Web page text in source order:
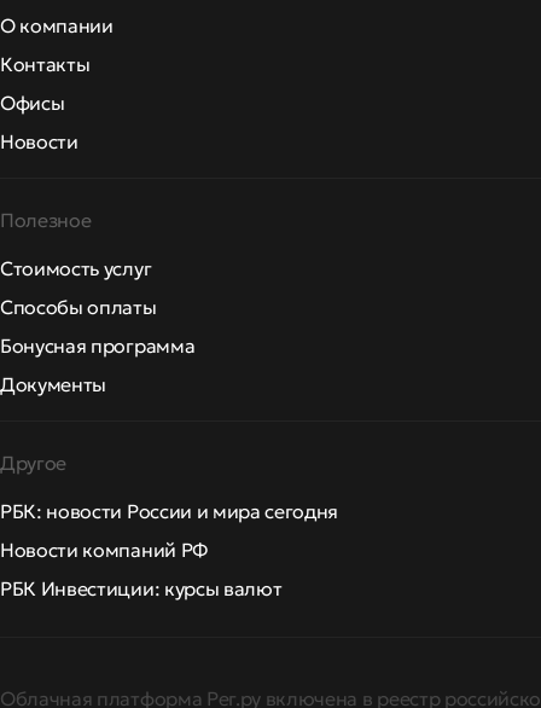
О компании
Контакты
Офисы
Новости
Полезное
Стоимость услуг
Способы оплаты
Бонусная программа
Документы
Другое
РБК: новости России и мира сегодня
Новости компаний РФ
РБК Инвестиции: курсы валют
Облачная платформа Рег.ру включена в реестр